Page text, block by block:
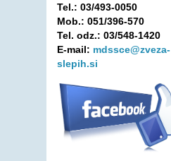
Tel.: 03/493-0050
Mob.: 051/396-570
Tel. odz.: 03/548-1420
E-mail: mdssce@zveza-
slepih.si